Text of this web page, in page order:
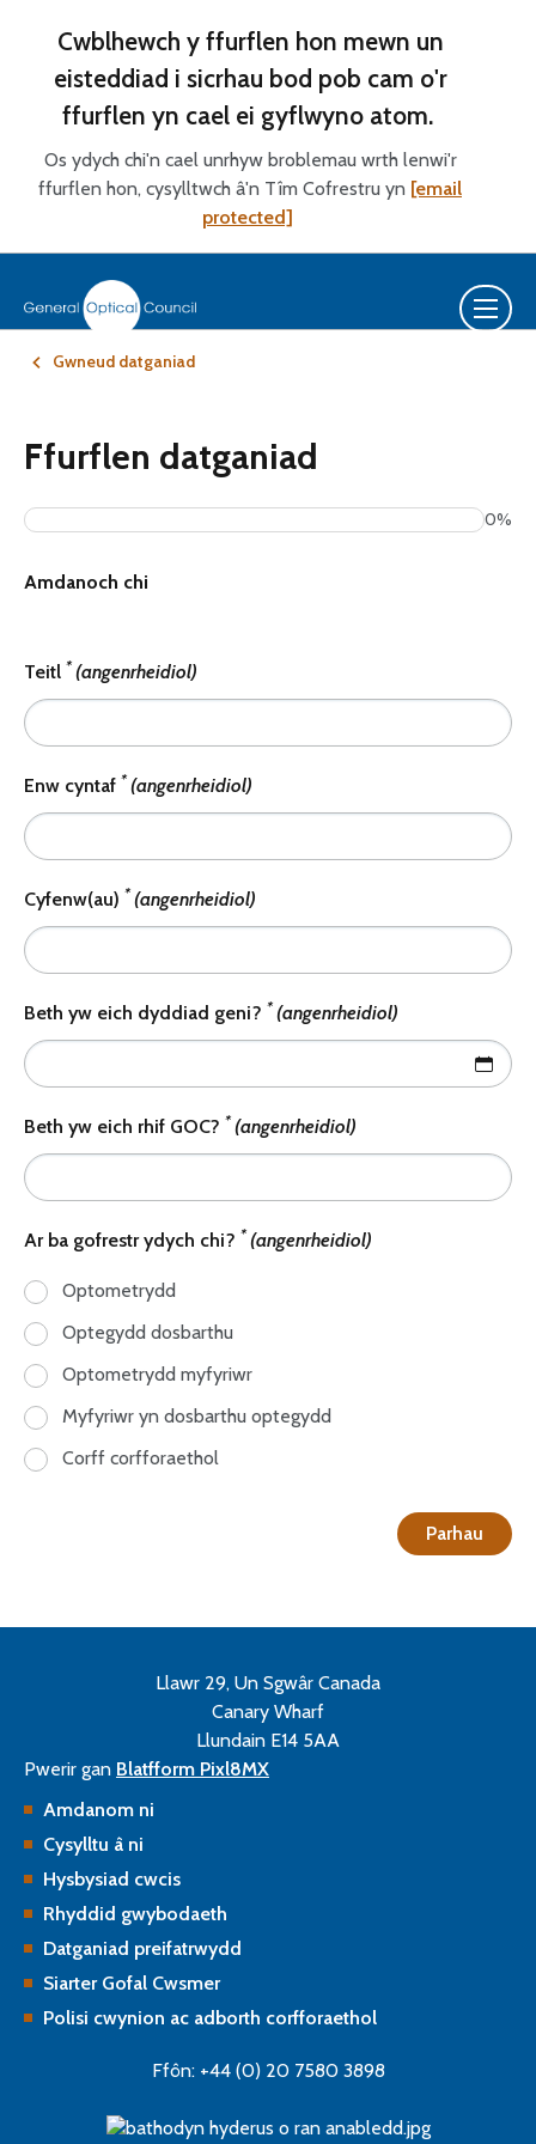
Cwblhewch y ffurflen hon mewn un
eisteddiad i sicrhau bod pob cam o'r
ffurflen yn cael ei gyflwyno atom.
Os ydych chi'n cael unrhyw broblemau wrth lenwi'r
ffurflen hon, cysylltwch â'n Tîm Cofrestru yn [email
protected]
Gwneud datganiad
Ffurflen datganiad
0%
Amdanoch chi
Teitl * (angenrheidiol)
Enw cyntaf * (angenrheidiol)
Cyfenw(au) * (angenrheidiol)
Beth yw eich dyddiad geni? * (angenrheidiol)
Beth yw eich rhif GOC? * (angenrheidiol)
Ar ba gofrestr ydych chi? * (angenrheidiol)
Optometrydd
Optegydd dosbarthu
Optometrydd myfyriwr
Myfyriwr yn dosbarthu optegydd
Corff corfforaethol
Parhau
Llawr 29, Un Sgwâr Canada
Canary Wharf
Llundain E14 5AA
Pwerir gan Blatfform Pixl8MX
Amdanom ni
Cysylltu â ni
Hysbysiad cwcis
Rhyddid gwybodaeth
Datganiad preifatrwydd
Siarter Gofal Cwsmer
Polisi cwynion ac adborth corfforaethol
Ffôn: +44 (0) 20 7580 3898